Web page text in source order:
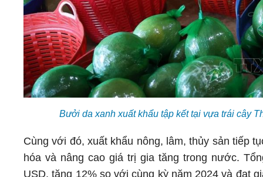
Bưởi da xanh xuất khẩu tập kết tại vựa trái cây
Cùng với đó, xuất khẩu nông, lâm, thủy sản tiếp
hóa và nâng cao giá trị gia tăng trong nước.
USD, tăng 12% so với cùng kỳ năm 2024 và đạt